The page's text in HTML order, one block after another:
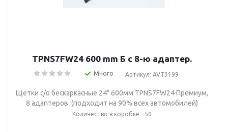
TPNS7FW24 600 mm Б с 8-ю адаптер.
Много Артикул: AVT3199
Щетки с/о бескаркасные 24" 600мм TPNS7FW24 Премиум,
8 адаптеров (подходит на 90% всех автомобилей)
Количество в коробке - 50